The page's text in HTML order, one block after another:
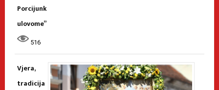
Porcijunk
ulovome”
516
Vjera,
tradicija